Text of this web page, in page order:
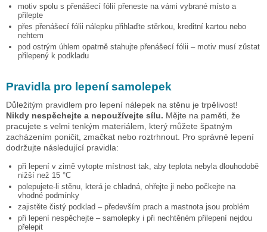
motiv spolu s přenášecí fólií přeneste na vámi vybrané místo a
přilepte
přes přenášecí fólii nálepku přihlaďte stěrkou, kreditní kartou nebo
nehtem
pod ostrým úhlem opatrně stahujte přenášecí fólii – motiv musí zůstat
přilepený k podkladu
Pravidla pro lepení samolepek
Důležitým pravidlem pro lepení nálepek na stěnu je trpělivost!
Nikdy nespěchejte a nepoužívejte sílu. Mějte na paměti, že
pracujete s velmi tenkým materiálem, který můžete špatným
zacházením poničit, zmačkat nebo roztrhnout. Pro správné lepení
dodržujte následující pravidla:
při lepení v zimě vytopte místnost tak, aby teplota nebyla dlouhodobě
nižší než 15 °C
polepujete-li stěnu, která je chladná, ohřejte ji nebo počkejte na
vhodné podmínky
zajistěte čistý podklad – především prach a mastnota jsou problém
při lepení nespěchejte – samolepky i při nechtěném přilepení nejdou
přelepit